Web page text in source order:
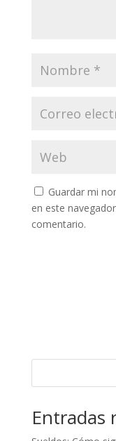
Guardar mi
en este
comentario.
Entradas